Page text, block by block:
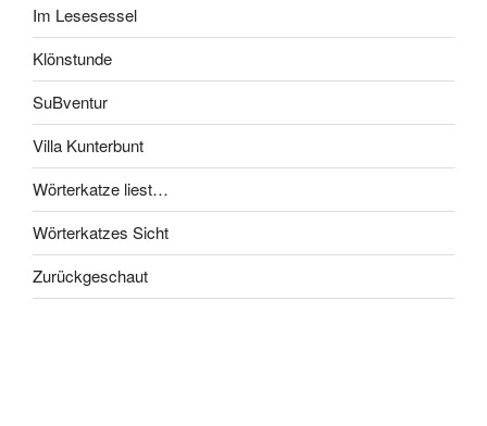
Im Lesesessel
Klönstunde
SuBventur
Villa Kunterbunt
Wörterkatze liest…
Wörterkatzes Sicht
Zurückgeschaut